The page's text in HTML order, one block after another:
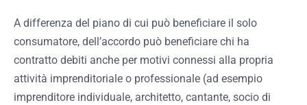
A differenza del piano di cui può beneficiare il solo
consumatore, dell’accordo può beneficiare chi ha
contratto debiti anche per motivi connessi alla propria
attività imprenditoriale o professionale (ad esempio
imprenditore individuale, architetto, cantante, socio di